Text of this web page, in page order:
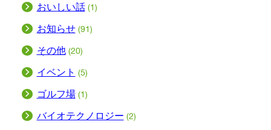
おいしい話 (1)
お知らせ (91)
その他 (20)
イベント (5)
ゴルフ場 (1)
バイオテクノロジー (2)